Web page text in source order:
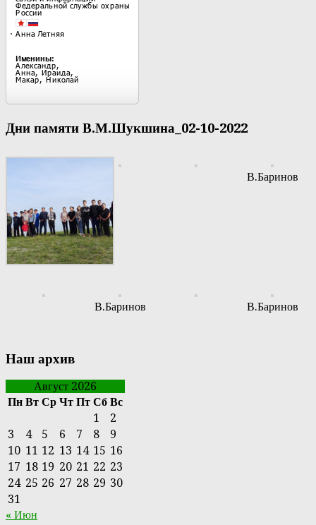
Дни памяти В.М.Шукшина_02-10-2022
В.Баринов
В.Баринов В.Баринов
Наш архив
Август 2026
Пн Вт Ср Чт Пт Сб Вс
1
2
3
4 5 6 7 8
9
10 11 12 13 14 15 16
17 18 19 20 21 22 23
24 25 26 27 28 29 30
31
« Июн